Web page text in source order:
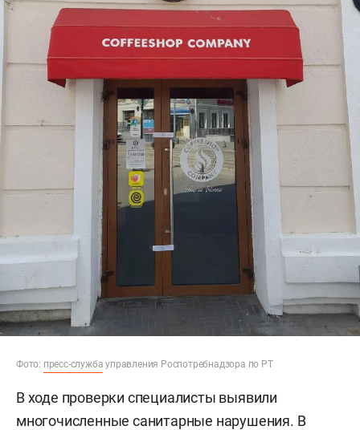
Фото: пресс-служба управления Роспотребнадзора по РТ
В ходе проверки специалисты выявили
многочисленные санитарные нарушения. В